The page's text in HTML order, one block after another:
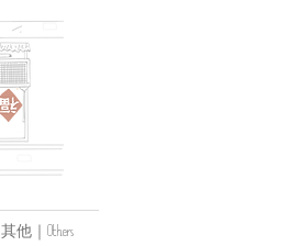
其他｜Others